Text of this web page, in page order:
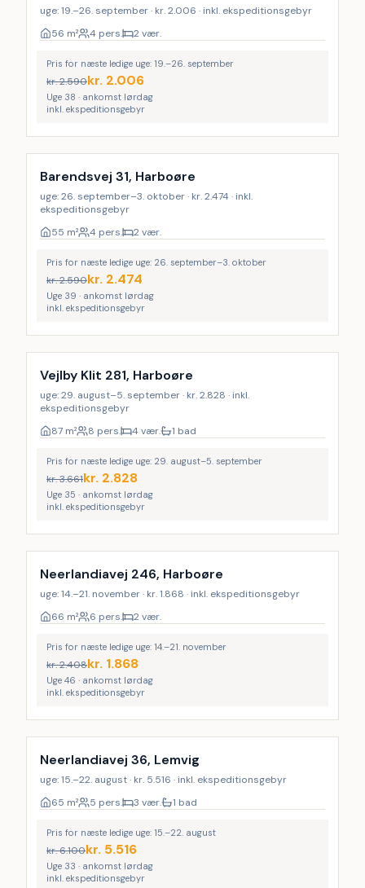
uge: 19.–26. september · kr. 2.006 · inkl. ekspeditionsgebyr
56 m² 4 pers. 2 vær.
Pris for næste ledige uge: 19.–26. september
kr.2.590kr. 2.006
Uge 38 · ankomst lørdag
inkl. ekspeditionsgebyr
Barendsvej 31, Harboøre
uge: 26. september–3. oktober · kr. 2.474 · inkl.
ekspeditionsgebyr
55 m² 4 pers. 2 vær.
Pris for næste ledige uge: 26. september–3. oktober
kr.2.590kr. 2.474
Uge 39 · ankomst lørdag
inkl. ekspeditionsgebyr
Vejlby Klit 281, Harboøre
uge: 29. august–5. september · kr. 2.828 · inkl.
ekspeditionsgebyr
87 m² 8 pers. 4 vær. 1 bad
Pris for næste ledige uge: 29. august–5. september
kr.3.661kr. 2.828
Uge 35 · ankomst lørdag
inkl. ekspeditionsgebyr
Neerlandiavej 246, Harboøre
uge: 14.–21. november · kr. 1.868 · inkl. ekspeditionsgebyr
66 m² 6 pers. 2 vær.
Pris for næste ledige uge: 14.–21. november
kr.2.408kr. 1.868
Uge 46 · ankomst lørdag
inkl. ekspeditionsgebyr
Neerlandiavej 36, Lemvig
uge: 15.–22. august · kr. 5.516 · inkl. ekspeditionsgebyr
65 m² 5 pers. 3 vær. 1 bad
Pris for næste ledige uge: 15.–22. august
kr.6.100kr. 5.516
Uge 33 · ankomst lørdag
inkl. ekspeditionsgebyr